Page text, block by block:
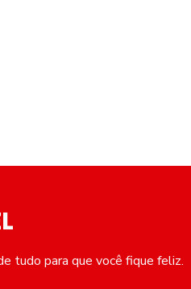
tudo para que você fique feliz.